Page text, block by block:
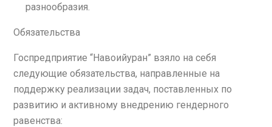
разнообразия.
Обязательства
Госпредприятие “Навоийуран” взяло на себя
следующие обязательства, направленные на
поддержку реализации задач, поставленных по
развитию и активному внедрению гендерного
равенства: